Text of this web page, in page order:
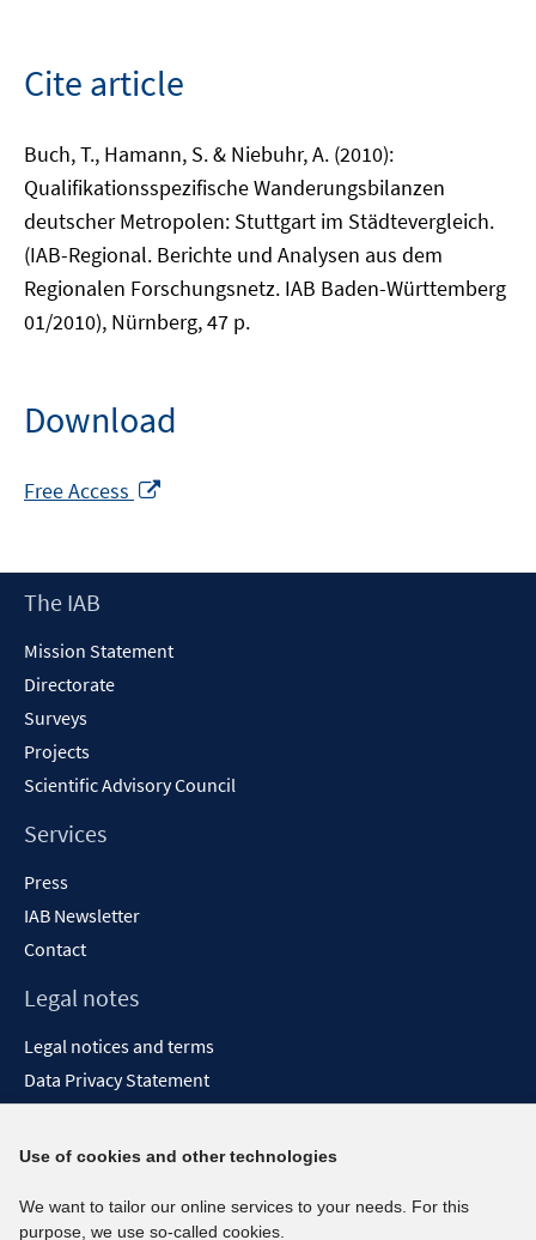
Cite article
Buch, T., Hamann, S. & Niebuhr, A. (2010):
Qualifikationsspezifische Wanderungsbilanzen
deutscher Metropolen: Stuttgart im Städtevergleich.
(IAB-Regional. Berichte und Analysen aus dem
Regionalen Forschungsnetz. IAB Baden-Württemberg
01/2010), Nürnberg, 47 p.
Download
Free Access
new
Footer
The IAB
Mission Statement
Directorate
Surveys
Projects
Scientific Advisory Council
Services
Press
IAB Newsletter
Contact
Legal notes
Legal notices and terms
Data Privacy Statement
Report Accessibility
Social media channels
Use of cookies and other technologies
We want to tailor our online services to your needs. For this
purpose, we use so-called cookies.